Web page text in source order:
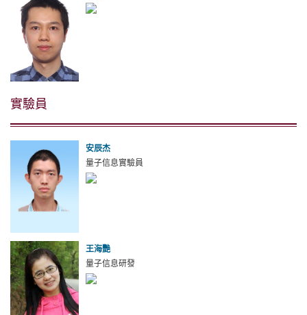
實驗員
安辰杰
量子信息實驗員
王海艷
量子信息研發